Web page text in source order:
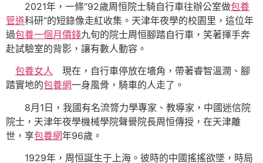
2021年，一條“92歲周恒院士騎自行車往辦公室做包養
管道科研”的短錄像走紅收集。天津年夜學的校園里，這位年
過包養一個月價錢九旬的院士周恒腳踏自行車，笑著揮手奔
赴試驗室的背影，讓有數人動容。
包養女人 現在，自行車停放在墻角，帶著睿智溫潤、腳
踏實地的包養網一身風骨，騎車的人走了。
8月1日，我國有名流膂力學專家、教導家，中國迷信院
院士，天津年夜學機械學院聲譽院長周恒傳授，在天津離
世，享包養網年96歲。
1929年，周恒誕生于上海。彼時的中國搖搖欲墜，時局